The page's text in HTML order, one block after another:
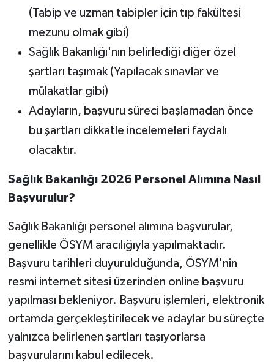
(Tabip ve uzman tabipler için tıp fakültesi
mezunu olmak gibi)
Sağlık Bakanlığı'nın belirlediği diğer özel
şartları taşımak (Yapılacak sınavlar ve
mülakatlar gibi)
Adayların, başvuru süreci başlamadan önce
bu şartları dikkatle incelemeleri faydalı
olacaktır.
Sağlık Bakanlığı 2026 Personel Alımına Nasıl
Başvurulur?
Sağlık Bakanlığı personel alımına başvurular,
genellikle ÖSYM aracılığıyla yapılmaktadır.
Başvuru tarihleri duyurulduğunda, ÖSYM'nin
resmi internet sitesi üzerinden online başvuru
yapılması bekleniyor. Başvuru işlemleri, elektronik
ortamda gerçekleştirilecek ve adaylar bu süreçte
yalnızca belirlenen şartları taşıyorlarsa
başvurularını kabul edilecek.